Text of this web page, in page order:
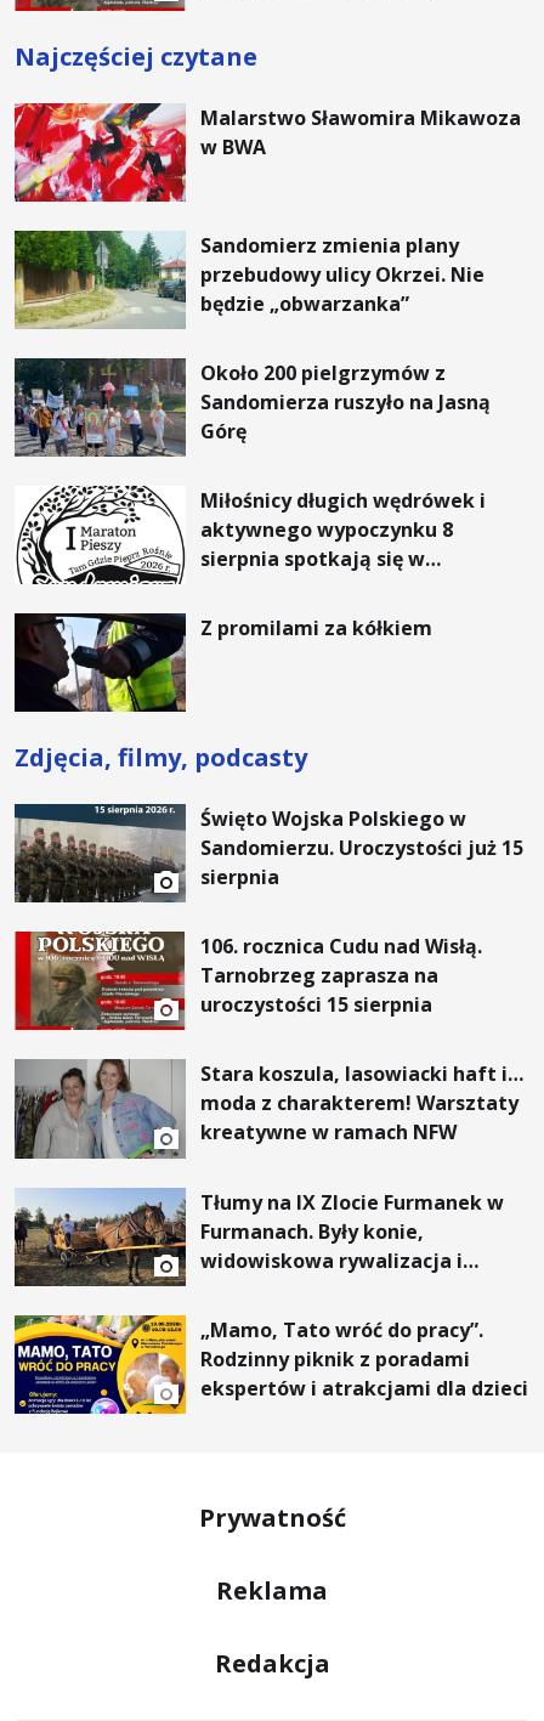
Najczęściej czytane
Malarstwo Sławomira Mikawoza
w BWA
Sandomierz zmienia plany
przebudowy ulicy Okrzei. Nie
będzie „obwarzanka”
Około 200 pielgrzymów z
Sandomierza ruszyło na Jasną
Górę
Miłośnicy długich wędrówek i
aktywnego wypoczynku 8
sierpnia spotkają się w
Pieszym „Tam Gdzie Pieprz
Rośnie”
Z promilami za kółkiem
Zdjęcia, filmy, podcasty
Święto Wojska Polskiego w
Sandomierzu. Uroczystości już 15
sierpnia
106. rocznica Cudu nad Wisłą.
Tarnobrzeg zaprasza na
uroczystości 15 sierpnia
Stara koszula, lasowiacki haft i…
moda z charakterem! Warsztaty
kreatywne w ramach NFW
Tłumy na IX Zlocie Furmanek w
Furmanach. Były konie,
widowiskowa rywalizacja i
„Mamo, Tato wróć do pracy”.
Rodzinny piknik z poradami
ekspertów i atrakcjami dla dzieci
Prywatność
Reklama
Redakcja